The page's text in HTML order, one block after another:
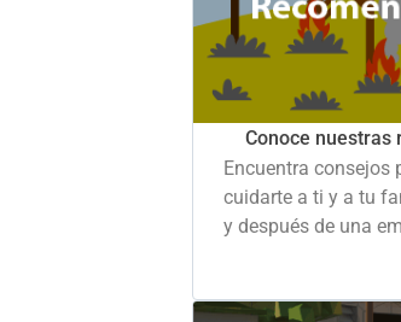
Conoce nuestras
Encuentra consejos
cuidarte a ti y a tu
y después de una